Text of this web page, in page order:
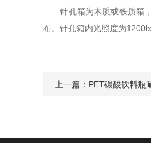
针孔箱为木质或铁质箱，
布。针孔箱内光照度为
上一篇： PET碳酸饮料瓶